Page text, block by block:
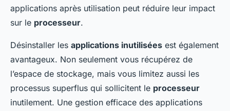
applications après utilisation peut réduire leur impact
sur le processeur.
Désinstaller les applications inutilisées est également
avantageux. Non seulement vous récupérez de
l’espace de stockage, mais vous limitez aussi les
processus superflus qui sollicitent le processeur
inutilement. Une gestion efficace des applications